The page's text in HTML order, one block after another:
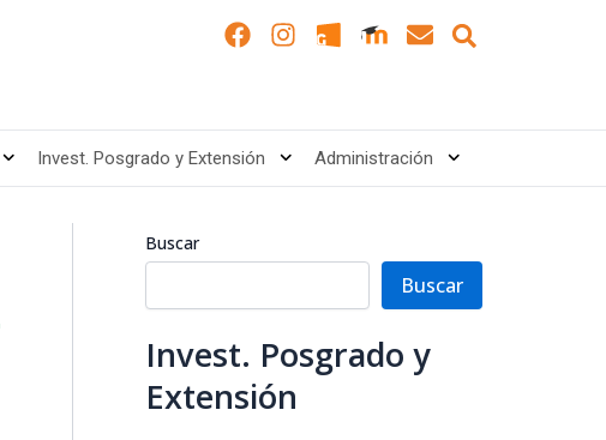
F
a
b
o
o
I
n
a
g
r
E
n
l
o
p
Search
Invest. Posgrado y Extensión Administración
Buscar
Buscar
Invest. Posgrado y
Extensión